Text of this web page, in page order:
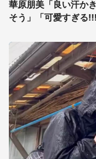
華原朋美「良い汗か
そう」「可愛すぎる!!!